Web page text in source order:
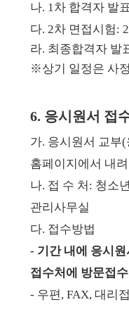
나. 1차 합격자 발
다. 2차 면접시험:
라. 최종합격자 발
※상기 일정은 사
6. 응시원서 접
가. 응시원서 교부
홈페이지에서 내
나. 접 수 처: 청소
관리사무실
다. 접수방법
- 기간 내에 응시
접수처에 방문접수
- 우편, FAX, 대리